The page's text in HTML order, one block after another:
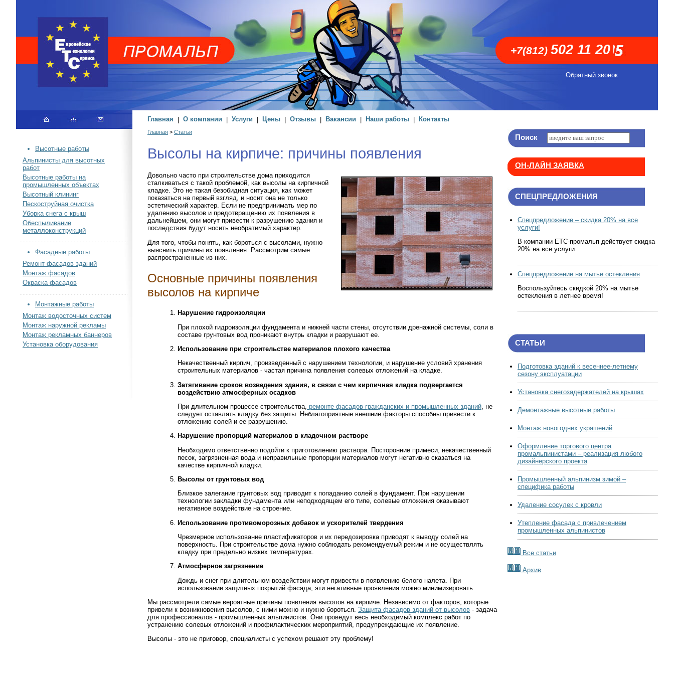
+7(812) 502 11 20
Обратный звонок
Главная О компании Услуги Цены Отзывы Вакансии Наши работы Контакты
Высотные работы
Альпинисты для высотных
работ
Высотные работы на
промышленных объектах
Высотный клининг
Пескоструйная очистка
Уборка снега с крыш
Обеспыливание
металлоконструкций
Фасадные работы
Ремонт фасадов зданий
Монтаж фасадов
Окраска фасадов
Монтажные работы
Монтаж водосточных систем
Монтаж наружной рекламы
Монтаж рекламных баннеров
Установка оборудования
Главная > Статьи
Высолы на кирпиче: причины появления
Довольно часто при строительстве дома приходится
сталкиваться с такой проблемой, как высолы на кирпичной
кладке. Это не такая безобидная ситуация, как может
показаться на первый взгляд, и носит она не только
эстетический характер. Если не предпринимать мер по
удалению высолов и предотвращению их появления в
дальнейшем, они могут привести к разрушению здания и
последствия будут носить необратимый характер.
Для того, чтобы понять, как бороться с высолами, нужно
выяснить причины их появления. Рассмотрим самые
распространенные из них.
Основные причины появления
высолов на кирпиче
Нарушение гидроизоляции
При плохой гидроизоляции фундамента и нижней части стены, отсутствии дренажной системы, соли в
составе грунтовых вод проникают внутрь кладки и разрушают ее.
Использование при строительстве материалов плохого качества
Некачественный кирпич, произведенный с нарушением технологии, и нарушение условий хранения
строительных материалов - частая причина появления солевых отложений на кладке.
Затягивание сроков возведения здания, в связи с чем кирпичная кладка подвергается
воздействию атмосферных осадков
При длительном процессе строительства, ремонте фасадов гражданских и промышленных зданий, не
следует оставлять кладку без защиты. Неблагоприятные внешние факторы способны привести к
отложению солей и ее разрушению.
Нарушение пропорций материалов в кладочном растворе
Необходимо ответственно подойти к приготовлению раствора. Посторонние примеси, некачественный
песок, загрязненная вода и неправильные пропорции материалов могут негативно сказаться на
качестве кирпичной кладки.
Высолы от грунтовых вод
Близкое залегание грунтовых вод приводит к попаданию солей в фундамент. При нарушении
технологии закладки фундамента или неподходящем его типе, солевые отложения оказывают
негативное воздействие на строение.
Использование противоморозных добавок и ускорителей твердения
Чрезмерное использование пластификаторов и их передозировка приводят к выводу солей на
поверхность. При строительстве дома нужно соблюдать рекомендуемый режим и не осуществлять
кладку при предельно низких температурах.
Атмосферное загрязнение
Дождь и снег при длительном воздействии могут привести в появлению белого налета. При
использовании защитных покрытий фасада, эти негативные проявления можно минимизировать.
Мы рассмотрели самые вероятные причины появления высолов на кирпиче. Независимо от факторов, которые
привели к возникновения высолов, с ними можно и нужно бороться. Защита фасадов зданий от высолов - задача
для профессионалов - промышленных альпинистов. Они проведут весь необходимый комплекс работ по
устранению солевых отложений и профилактических мероприятий, предупреждающие их появление.
Высолы - это не приговор, специалисты с успехом решают эту проблему!
Поиск
ОН-ЛАЙН ЗАЯВКА
СПЕЦПРЕДЛОЖЕНИЯ
Спецпредложение – скидка 20% на все
услуги!
В компании ЕТС-промальп действует скидка
20% на все услуги.
Спецпредложение на мытье остекления
Воспользуйтесь скидкой 20% на мытье
остекления в летнее время!
СТАТЬИ
Подготовка зданий к весеннее-летнему
сезону эксплуатации
Установка снегозадержателей на крышах
Демонтажные высотные работы
Монтаж новогодних украшений
Оформление торгового центра
промальпинистами – реализация любого
дизайнерского проекта
Промышленный альпинизм зимой –
специфика работы
Удаление сосулек с кровли
Утепление фасада с привлечением
промышленных альпинистов
Все статьи
Архив